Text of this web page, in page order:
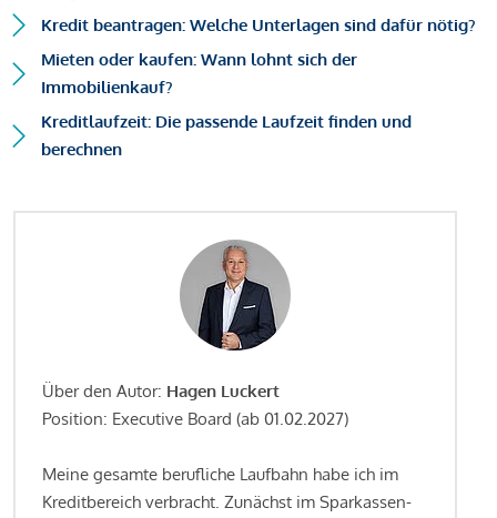
Kredit beantragen: Welche Unterlagen sind dafür nötig?
Mieten oder kaufen: Wann lohnt sich der
Immobilienkauf?
Kreditlaufzeit: Die passende Laufzeit finden und
berechnen
Über den Autor: Hagen Luckert
Position: Executive Board (ab 01.02.2027)
Meine gesamte berufliche Laufbahn habe ich im
Kreditbereich verbracht. Zunächst im Sparkassen-